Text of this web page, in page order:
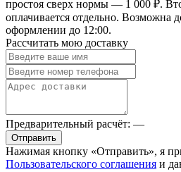
простоя сверх нормы — 1 000 ₽.
оплачивается отдельно. Возможна
оформлении до 12:00.
Рассчитать мою доставку
Предварительный расчёт: —
Отправить
Нажимая кнопку «Отправить», я
Пользовательского соглашения и